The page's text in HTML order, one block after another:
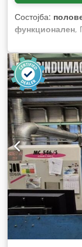
Состојба:
функционален,
подигнување:
на гориво:дизел
височина:2.600
должина на
вкупна должина:
ширина:1.450